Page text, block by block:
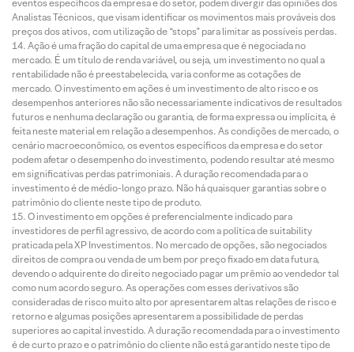
eventos específicos da empresa e do setor, podem divergir das opiniões dos
Analistas Técnicos, que visam identificar os movimentos mais prováveis dos
preços dos ativos, com utilização de “stops” para limitar as possíveis perdas.
Ação é uma fração do capital de uma empresa que é negociada no
mercado. É um título de renda variável, ou seja, um investimento no qual a
rentabilidade não é preestabelecida, varia conforme as cotações de
mercado. O investimento em ações é um investimento de alto risco e os
desempenhos anteriores não são necessariamente indicativos de resultados
futuros e nenhuma declaração ou garantia, de forma expressa ou implícita, é
feita neste material em relação a desempenhos. As condições de mercado, o
cenário macroeconômico, os eventos específicos da empresa e do setor
podem afetar o desempenho do investimento, podendo resultar até mesmo
em significativas perdas patrimoniais. A duração recomendada para o
investimento é de médio-longo prazo. Não há quaisquer garantias sobre o
patrimônio do cliente neste tipo de produto.
O investimento em opções é preferencialmente indicado para
investidores de perfil agressivo, de acordo com a política de suitability
praticada pela XP Investimentos. No mercado de opções, são negociados
direitos de compra ou venda de um bem por preço fixado em data futura,
devendo o adquirente do direito negociado pagar um prêmio ao vendedor tal
como num acordo seguro. As operações com esses derivativos são
consideradas de risco muito alto por apresentarem altas relações de risco e
retorno e algumas posições apresentarem a possibilidade de perdas
superiores ao capital investido. A duração recomendada para o investimento
é de curto prazo e o patrimônio do cliente não está garantido neste tipo de